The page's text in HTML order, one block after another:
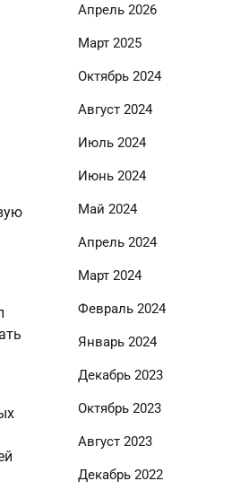
Апрель 2026
Март 2025
Октябрь 2024
Август 2024
Июль 2024
Июнь 2024
Май 2024
Апрель 2024
Март 2024
Февраль 2024
Январь 2024
Декабрь 2023
Октябрь 2023
Август 2023
Декабрь 2022